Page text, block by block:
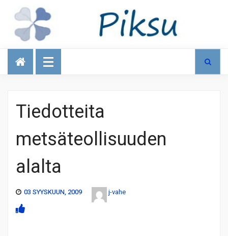
Talous
Tiedotteita
metsäteollisuuden
alalta
03 SYYSKUUN, 2009 j-vahe